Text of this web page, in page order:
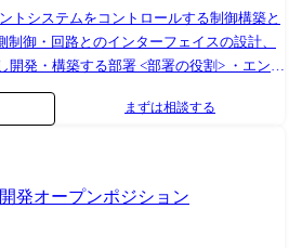
トシステムをコントロールする制御構築と
制御・回路とのインターフェイスの設計、
る部署 <部署の役割> ・エンジ
バルブ、アクチュエータなどのコンポー
ステム設計 ・エンジンコントロールの基
ICE、電動車のOBD/ダイアグマネジメント
求に基づきエンジンやエンジンシステムを
発(制御仕様検討)を行い車両/エンジンの目
まずは相談する
発オープンポジション